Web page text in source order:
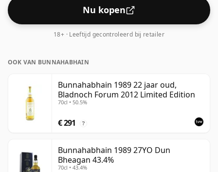
Nu kopen
18+ · Leeftijd gecontroleerd bij retailer
OOK VAN BUNNAHABHAIN
Bunnahabhain 1989 22 jaar oud,
Bladnoch Forum 2012 Limited Edition
70cl • 50.5%
€ 291 ?
Bunnahabhain 1989 27YO Dun
Bheagan 43.4%
70cl • 43.4%